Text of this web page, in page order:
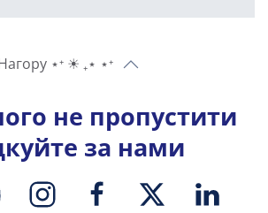
⋆⁺ ☀︎ ₊⋆ ⋆⁺
не пропустити
за нами